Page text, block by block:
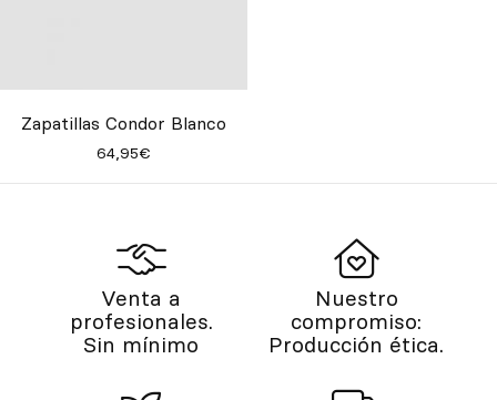
Zapatillas Condor Blanco
64,95€
Venta a
profesionales.
Sin mínimo
Nuestro
compromiso:
Producción ética.